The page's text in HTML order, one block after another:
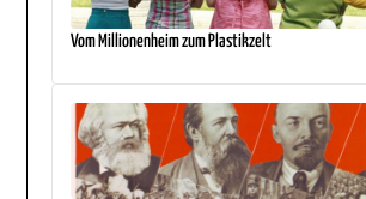
Vom Millionenheim zum Plastikzelt